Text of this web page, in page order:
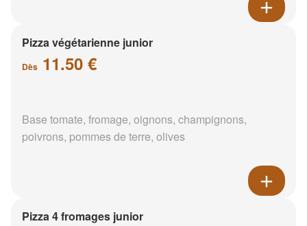
Pizza végétarienne junior
Dès 11.50 €
Base tomate, fromage, oignons, champignons,
poivrons, pommes de terre, olives
Pizza 4 fromages junior